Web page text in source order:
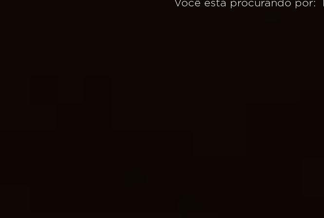
Você está procurando por: